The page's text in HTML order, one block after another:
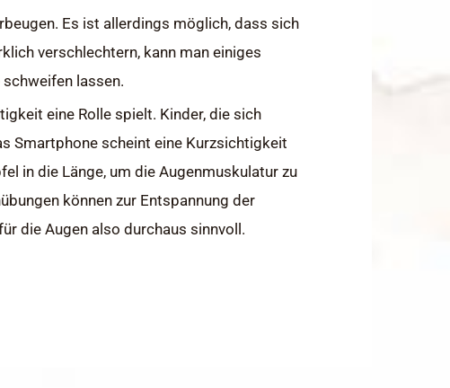
Es ist allerdings möglich, dass sich
verschlechtern, kann man einiges
lassen.
eine Rolle spielt. Kinder, die sich
Smartphone scheint eine Kurzsichtigkeit
in die Länge, um die Augenmuskulatur zu
können zur Entspannung der
die Augen also durchaus sinnvoll.